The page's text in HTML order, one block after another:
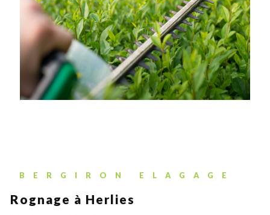
BERGIRON ELAGAGE
Rognage à Herlies